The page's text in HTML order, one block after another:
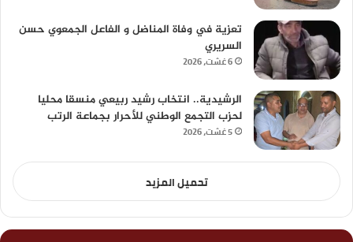
تعزية في وفاة المناضل و الفاعل الجمعوي حسن
السريري
6 غشت، 2026
الرشيدية.. انتخاب رشيد ربيعي منسقا محليا
لحزب التجمع الوطني للأحرار بجماعة الرتب
5 غشت، 2026
تحميل المزيد